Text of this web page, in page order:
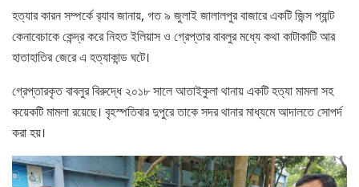
হত্যার কারন সম্পর্কে র‍্যাব জানায়, গত ৯ জুলাই জালালপুর বাজারে একটি জিন্স প্যান্ট
কেনাবেচাকে কেন্দ্র করে নিহত ইলিয়াস ও গ্রেপ্তার বাবলুর মধ্যে কথা কাটাকাটি আর
হাতাহাতির জেরে এ হত্যাকান্ড ঘটে।
গ্রেপ্তারকৃত বাবলুর বিরুদ্ধে ২০১৮ সালে আতাইকুলা থানায় একটি হত্যা মামলা সহ
কয়েকটি মামলা রয়েছে। বৃহস্পতিবার দুপুরে তাকে সদর থানার মাধ্যমে আদালতে সোপর্দ
করা হয়।